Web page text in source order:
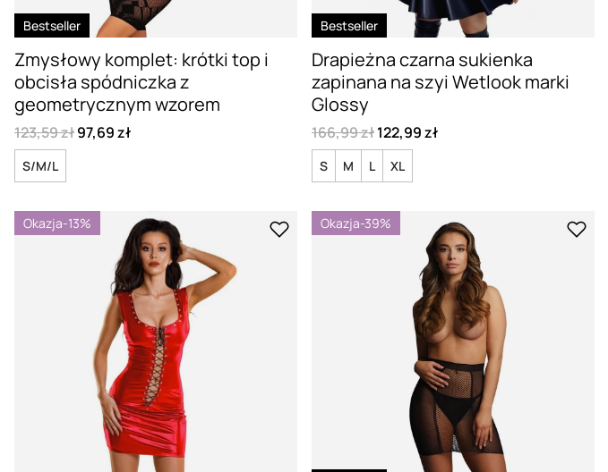
Bestseller
Zmysłowy komplet: krótki top i
obcisła spódniczka z
geometrycznym wzorem
123,59 zł97,69 zł
S/M/L
Bestseller
Drapieżna czarna sukienka
zapinana na szyi Wetlook marki
Glossy
166,99 zł122,99 zł
S M L XL
Okazja-13% Okazja-39%